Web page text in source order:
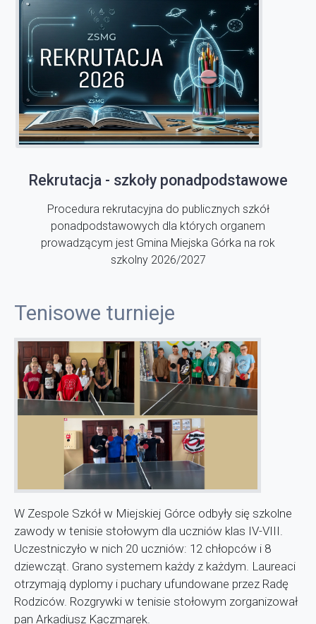
Rekrutacja - szkoły ponadpodstawowe
Procedura rekrutacyjna do publicznych szkół
ponadpodstawowych dla których organem
prowadzącym jest Gmina Miejska Górka na rok
szkolny 2026/2027
Tenisowe turnieje
W Zespole Szkół w Miejskiej Górce odbyły się szkolne
zawody w tenisie stołowym dla uczniów klas IV-VIII.
Uczestniczyło w nich 20 uczniów: 12 chłopców i 8
dziewcząt. Grano systemem każdy z każdym. Laureaci
otrzymają dyplomy i puchary ufundowane przez Radę
Rodziców. Rozgrywki w tenisie stołowym zorganizował
pan Arkadiusz Kaczmarek.